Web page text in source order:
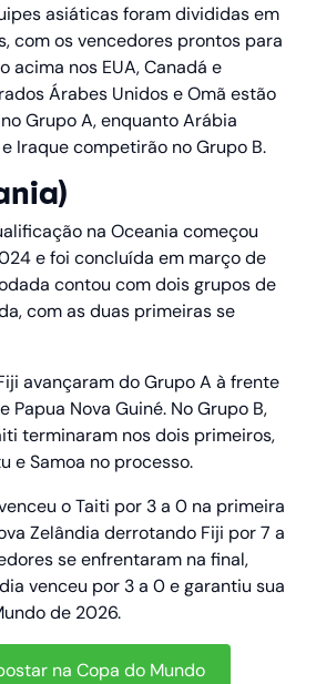
asiáticas foram divididas em
com os vencedores prontos para
acima nos EUA, Canadá e
Árabes Unidos e Omã estão
Grupo A, enquanto Arábia
Iraque competirão no Grupo B.
na Oceania começou
e foi concluída em março de
contou com dois grupos de
com as duas primeiras se
avançaram do Grupo A à frente
Papua Nova Guiné. No Grupo B,
terminaram nos dois primeiros,
e Samoa no processo.
o Taiti por 3 a 0 na primeira
Zelândia derrotando Fiji por 7 a
se enfrentaram na final,
venceu por 3 a 0 e garantiu sua
de 2026.
na Copa do Mundo